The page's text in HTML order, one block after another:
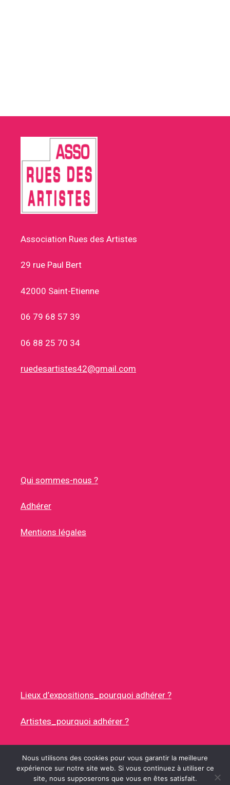
Association Rues des Artistes
29 rue Paul Bert
42000 Saint-Etienne
06 79 68 57 39
06 88 25 70 34
ruedesartistes42@gmail.com
Qui sommes-nous ?
Adhérer
Mentions légales
Lieux d’expositions_pourquoi adhérer ?
Artistes_pourquoi adhérer ?
© 2026 RUES DES ARTISTES• CONSTRUIT AVEC
Nous utilisons des cookies pour vous garantir la meilleure
expérience sur notre site web. Si vous continuez à utiliser ce
site, nous supposerons que vous en êtes satisfait.